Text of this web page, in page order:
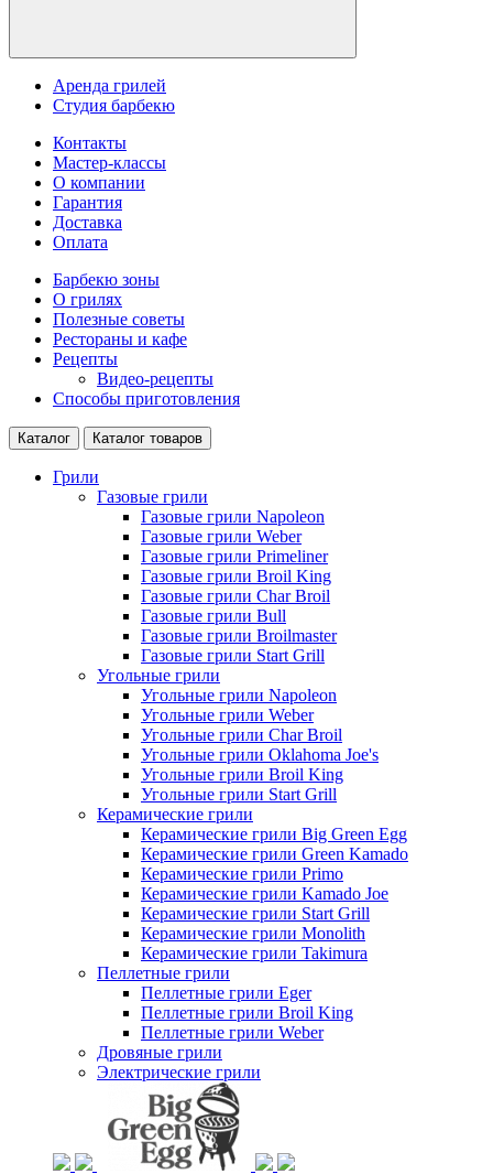
Аренда грилей
Студия барбекю
Контакты
Мастер-классы
О компании
Гарантия
Доставка
Оплата
Барбекю зоны
О грилях
Полезные советы
Рестораны и кафе
Рецепты
Видео-рецепты
Способы приготовления
Каталог Каталог товаров
Грили
Газовые грили
Газовые грили Napoleon
Газовые грили Weber
Газовые грили Primeliner
Газовые грили Broil King
Газовые грили Char Broil
Газовые грили Bull
Газовые грили Broilmaster
Газовые грили Start Grill
Угольные грили
Угольные грили Napoleon
Угольные грили Weber
Угольные грили Char Broil
Угольные грили Oklahoma Joe's
Угольные грили Broil King
Угольные грили Start Grill
Керамические грили
Керамические грили Big Green Egg
Керамические грили Green Kamado
Керамические грили Primo
Керамические грили Kamado Joe
Керамические грили Start Grill
Керамические грили Monolith
Керамические грили Takimura
Пеллетные грили
Пеллетные грили Eger
Пеллетные грили Broil King
Пеллетные грили Weber
Дровяные грили
Электрические грили